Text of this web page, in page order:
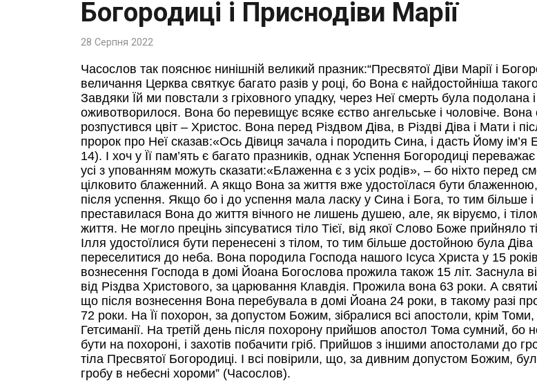
Богородиці і Приснодіви Марії
28 Серпня 2022
Часослов так пояснює нинішній великий празник:“Пресвятої Діви Марії і
величання Церква святкує багато разів у році, бо Вона є найдостойніша
Завдяки Їй ми повстали з гріховного упадку, через Неї смерть була подолана
оживотворилося. Вона бо перевищує всяке єство ангельське і чоловіче.
розпустився цвіт – Христос. Вона перед Різдвом Діва, в Різдві Діва і Мати і
пророк про Неї сказав:«Ось Дівиця зачала і породить Сина, і дасть Йому ім’я
14). І хоч у Її пам’ять є багато празників, однак Успення Богородиці
усі з упованням можуть сказати:«Блаженна є з усіх родів», – бо ніхто перед
цілковито блаженний. А якщо Вона за життя вже удостоїлася бути
після успення. Якщо бо і до успення мала ласку у Сина і Бога, то тим більше
преставилася Вона до життя вічного не лишень душею, але, як віруємо, і
життя. Не могло прецінь зіпсуватися тіло Тієї, від якої Слово Боже прийняло
Ілля удостоїлися бути перенесені з тілом, то тим більше достойною була Діва
переселитися до неба. Вона породила Господа нашого Ісуса Христа у 15
вознесення Господа в домі Йоана Богослова прожила також 15 літ. Заснула
від Різдва Христового, за царювання Клавдія. Прожила вона 63 роки. А
що після вознесення Вона перебувала в домі Йоана 24 роки, в такому разі
72 роки. На Її похорон, за допустом Божим, зібралися всі апостоли, крім Томи,
Гетсиманії. На третій день після похорону прийшов апостол Тома сумний, бо
бути на похороні, і захотів побачити гріб. Прийшов з іншими апостолами до
тіла Пресвятої Богородиці. І всі повірили, що, за дивним допустом Божим,
гробу в небесні хороми” (Часослов).